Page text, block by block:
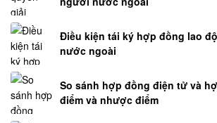
Điều kiện tái ký hợp đồng lao
nước ngoài
So sánh hợp đồng điện tử và
điểm và nhược điểm